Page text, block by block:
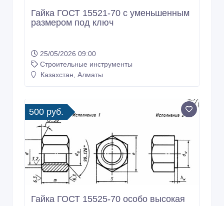
Гайка ГОСТ 15521-70 с уменьшенным
размером под ключ
25/05/2026 09:00
Строительные инструменты
Казахстан, Алматы
500 руб.
Гайка ГОСТ 15525-70 особо высокая